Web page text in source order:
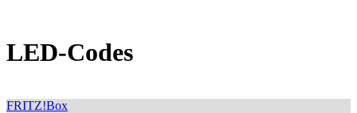
LED-Codes
FRITZ!Box